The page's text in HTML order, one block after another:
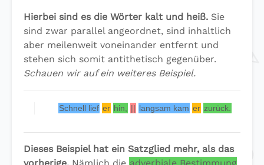
Hierbei sind es die Wörter kalt und heiß. Sie
sind zwar parallel angeordnet, sind inhaltlich
aber meilenweit voneinander entfernt und
stehen sich somit antithetisch gegenüber.
Schauen wir auf ein weiteres Beispiel.
Schnell lief er hin, || langsam kam er zurück.
Dieses Beispiel hat ein Satzglied mehr, als das